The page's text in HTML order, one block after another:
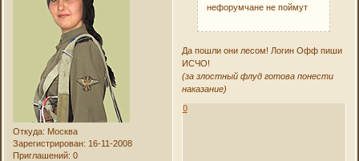
Откуда: Москва
Зарегистрирован: 16-11-2008
Приглашений: 0
нефорумчане не поймут
Да пошли они лесом! Логин Офф пиши
ИСЧО!
(за злостный флуд готова понести
наказание)
0